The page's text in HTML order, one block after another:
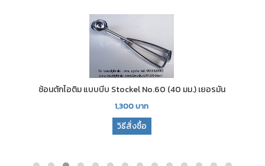
ช้อนตักไอติม แบบบีบ Stockel No.60 (40 มม.) เยอรมัน
1,300บาท
วิธีสั่งซื้อ